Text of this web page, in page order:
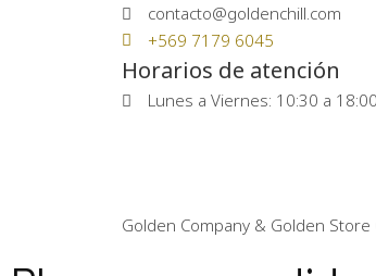
contacto@goldenchill.com
+569 7179 6045
Horarios de atención
Lunes a Viernes: 10:30 a
Golden Company & Golden